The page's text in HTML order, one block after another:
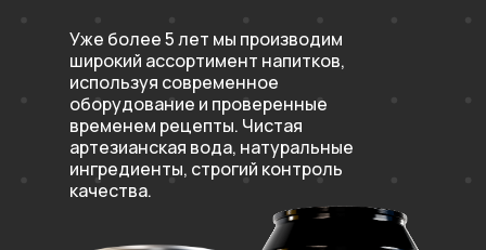
Уже более 5 лет мы производим
широкий ассортимент напитков,
используя современное
оборудование и проверенные
временем рецепты. Чистая
артезианская вода, натуральные
ингредиенты, строгий контроль
качества.